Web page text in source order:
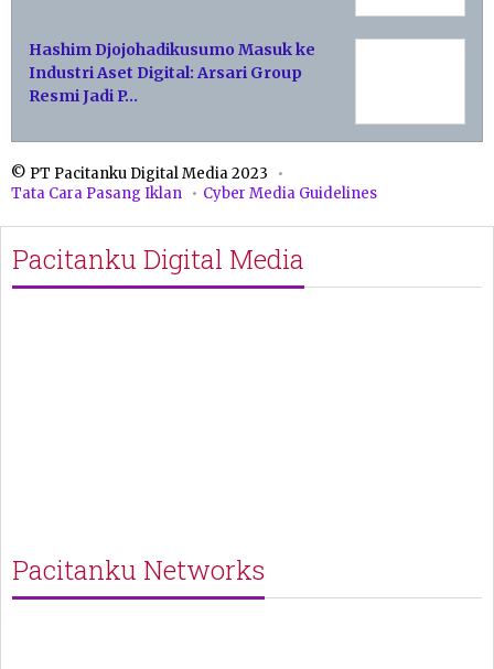
Hashim Djojohadikusumo Masuk ke
Industri Aset Digital: Arsari Group
Resmi Jadi P…
© PT Pacitanku Digital Media 2023
Tata Cara Pasang Iklan
Cyber Media Guidelines
Pacitanku Digital Media
Pacitanku Networks